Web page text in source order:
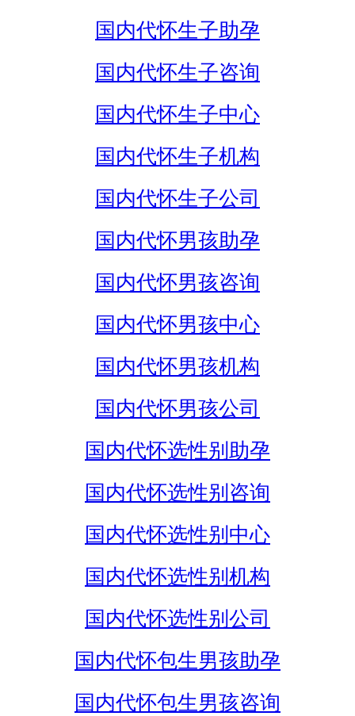
国内代怀生子助孕
国内代怀生子咨询
国内代怀生子中心
国内代怀生子机构
国内代怀生子公司
国内代怀男孩助孕
国内代怀男孩咨询
国内代怀男孩中心
国内代怀男孩机构
国内代怀男孩公司
国内代怀选性别助孕
国内代怀选性别咨询
国内代怀选性别中心
国内代怀选性别机构
国内代怀选性别公司
国内代怀包生男孩助孕
国内代怀包生男孩咨询